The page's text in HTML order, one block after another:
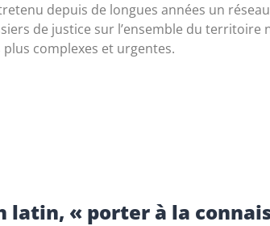
depuis de longues années un
de justice sur l’ensemble du
complexes et urgentes.
« porter à la